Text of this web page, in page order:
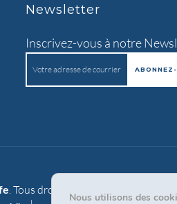
Newsletter
Inscrivez-vous à notre
. Tous droits réservés.
Nous utilisons des